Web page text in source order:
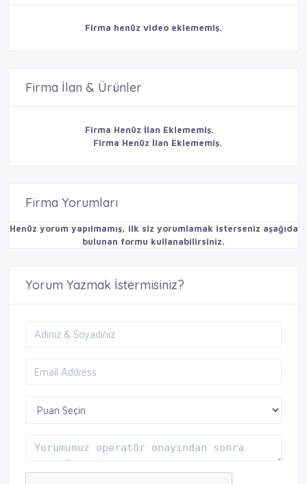
Firma henüz video eklememiş.
Firma İlan & Ürünler
Firma Henüz İlan Eklememiş.
Firma Henüz İlan Eklememiş.
Firma Yorumları
Henüz yorum yapılmamış, ilk siz yorumlamak isterseniz aşağıda
bulunan formu kullanabilirsiniz.
Yorum Yazmak İstermisiniz?